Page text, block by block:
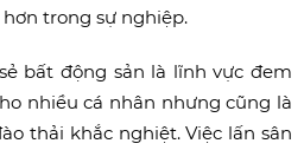
trong sự nghiệp.
bất động sản là lĩnh vực đem
nhiều cá nhân nhưng cũng là
thải khắc nghiệt. Việc lấn sân